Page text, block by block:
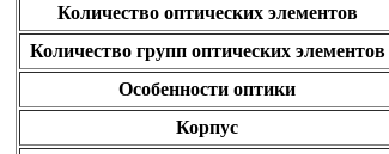
Количество оптических элементов
Количество групп оптических элементов
Особенности оптики
Корпус